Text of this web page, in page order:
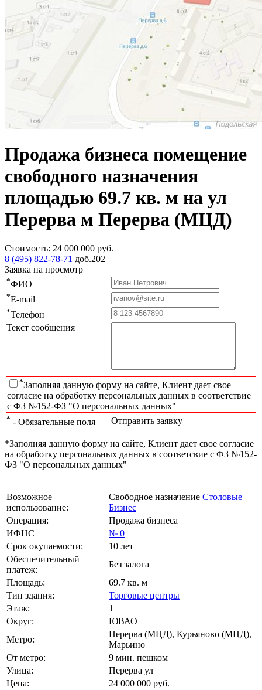
Продажа бизнеса помещение
свободного назначения
площадью 69.7 кв. м на ул
Перерва м Перерва (МЦД)
Стоимость: 24 000 000 руб.
8 (495) 822-78-71 доб.202
Заявка на просмотр
*ФИО
*E-mail
*Телефон
Текст сообщения
*Заполняя данную форму на сайте, Клиент дает свое
согласие на обработку персональных данных в соответствие
с ФЗ №152-ФЗ "О персональных данных"
* - Обязательные поля Отправить заявку
*Заполняя данную форму на сайте, Клиент дает свое согласие
на обработку персональных данных в соответсвие с ФЗ №152-
ФЗ "О персональных данных"
Возможное
использование:
Свободное назначение Столовые
Бизнес
Операция:
Продажа бизнеса
ИФНС
№ 0
Срок окупаемости:
10 лет
Обеспечительный
платеж:
Без залога
Площадь:
69.7 кв. м
Тип здания:
Торговые центры
Этаж:
1
Округ:
ЮВАО
Метро:
Перерва (МЦД), Курьяново (МЦД),
Марьино
От метро:
9 мин. пешком
Улица:
Перерва ул
Цена:
24 000 000 руб.